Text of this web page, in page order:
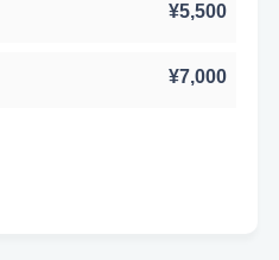
¥5,500
¥7,000